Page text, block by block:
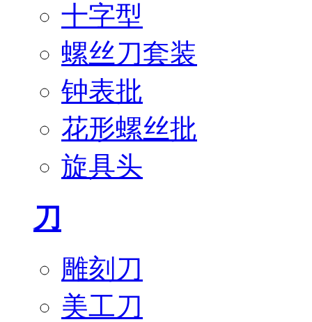
十字型
螺丝刀套装
钟表批
花形螺丝批
旋具头
刀
雕刻刀
美工刀